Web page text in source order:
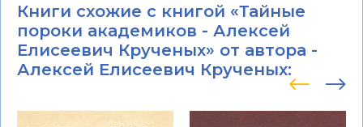
Книги схожие с книгой «Тайные
пороки академиков - Алексей
Елисеевич Крученых» от автора -
Алексей Елисеевич Крученых: